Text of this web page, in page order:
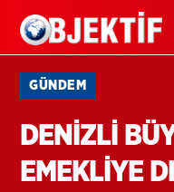
GÜNDEM
DENİZLİ
EMEKLİYE